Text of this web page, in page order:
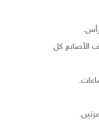
الأصابع كل